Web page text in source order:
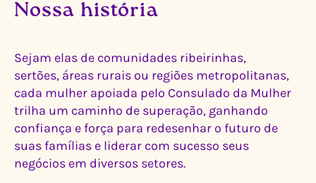
Nossa história
Sejam elas de comunidades ribeirinhas,
sertões, áreas rurais ou regiões metropolitanas,
cada mulher apoiada pelo Consulado da Mulher
trilha um caminho de superação, ganhando
confiança e força para redesenhar o futuro de
suas famílias e liderar com sucesso seus
negócios em diversos setores.